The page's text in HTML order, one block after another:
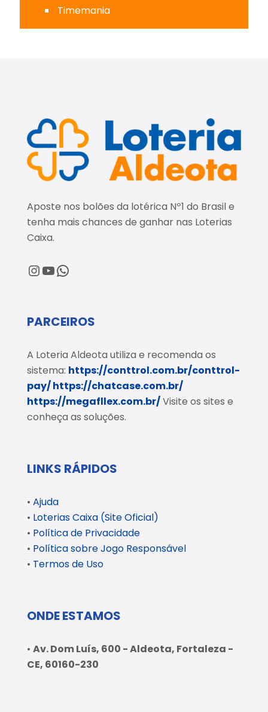
Timemania
Aposte nos bolões da lotérica Nº1 do Brasil e
tenha mais chances de ganhar nas Loterias
Caixa.
@loteriaaldeota
@loteriaaldeota
Central de Atendimento
PARCEIROS
A Loteria Aldeota utiliza e recomenda os
sistema: https://conttrol.com.br/conttrol-
pay/https://chatcase.com.br/
https://megafllex.com.br/Visite os sites e
conheça as soluções.
LINKS RÁPIDOS
• Ajuda
• Loterias Caixa (Site Oficial)
• Política de Privacidade
• Política sobre Jogo Responsável
• Termos de Uso
ONDE ESTAMOS
• Av. Dom Luís, 600 - Aldeota, Fortaleza -
CE, 60160-230